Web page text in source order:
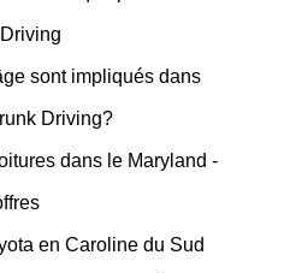
sont impliqués dans
Driving?
dans le Maryland -
en Caroline du Sud